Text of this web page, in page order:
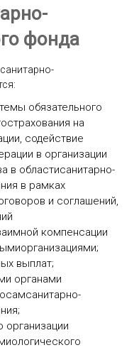
фонда
обязательного
на
содействие
в организации
в областисанитарно-
в рамках
и соглашений,
компенсации
выплат;
органами